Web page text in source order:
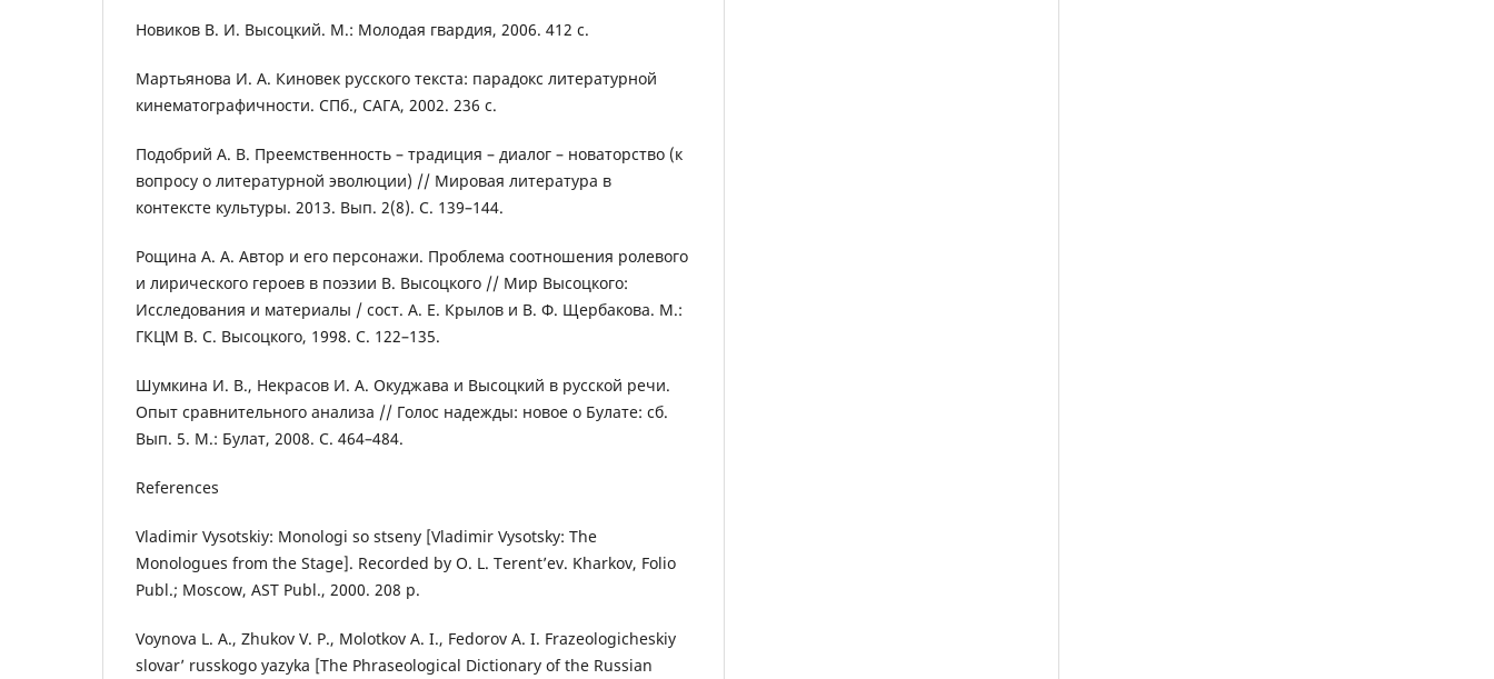
Новиков В. И. Высоцкий. М.: Молодая гвардия, 2006. 412 с.
Мартьянова И. А. Киновек русского текста: парадокс литературной
кинематографичности. СПб., САГА, 2002. 236 с.
Подобрий А. В. Преемственность – традиция – диалог – новаторство (к
вопросу о литературной эволюции) // Мировая литература в
контексте культуры. 2013. Вып. 2(8). С. 139–144.
Рощина А. А. Автор и его персонажи. Проблема соотношения ролевого
и лирического героев в поэзии В. Высоцкого // Мир Высоцкого:
Исследования и материалы / сост. А. Е. Крылов и В. Ф. Щербакова. М.:
ГКЦМ В. С. Высоцкого, 1998. С. 122–135.
Шумкина И. В., Некрасов И. А. Окуджава и Высоцкий в русской речи.
Опыт сравнительного анализа // Голос надежды: новое о Булате: сб.
Вып. 5. М.: Булат, 2008. С. 464–484.
References
Vladimir Vysotskiy: Monologi so stseny [Vladimir Vysotsky: The
Monologues from the Stage]. Recorded by O. L. Terent’ev. Kharkov, Folio
Publ.; Moscow, AST Publ., 2000. 208 p.
Voynova L. A., Zhukov V. P., Molotkov A. I., Fedorov A. I. Frazeologicheskiy
slovar’ russkogo yazyka [The Phraseological Dictionary of the Russian